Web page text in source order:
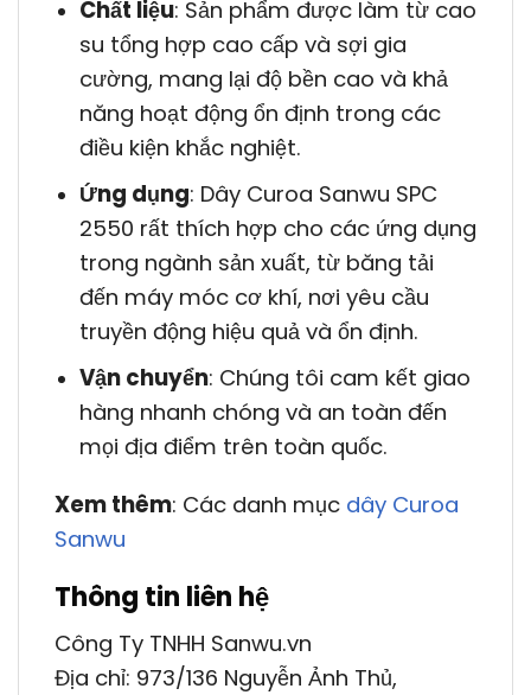
Chất liệu: Sản phẩm được làm từ cao
su tổng hợp cao cấp và sợi gia
cường, mang lại độ bền cao và khả
năng hoạt động ổn định trong các
điều kiện khắc nghiệt.
Ứng dụng: Dây Curoa Sanwu SPC
2550 rất thích hợp cho các ứng dụng
trong ngành sản xuất, từ băng tải
đến máy móc cơ khí, nơi yêu cầu
truyền động hiệu quả và ổn định.
Vận chuyển: Chúng tôi cam kết giao
hàng nhanh chóng và an toàn đến
mọi địa điểm trên toàn quốc.
Xem thêm: Các danh mục dây Curoa
Sanwu
Thông tin liên hệ
Công Ty TNHH Sanwu.vn
Địa chỉ: 973/136 Nguyễn Ảnh Thủ,